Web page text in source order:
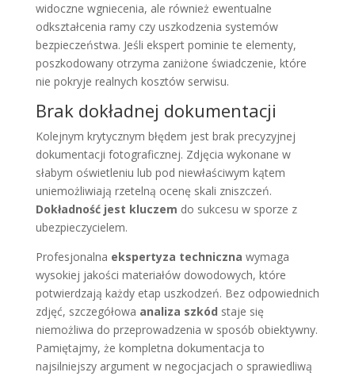
widoczne wgniecenia, ale również ewentualne
odkształcenia ramy czy uszkodzenia systemów
bezpieczeństwa. Jeśli ekspert pominie te elementy,
poszkodowany otrzyma zaniżone świadczenie, które
nie pokryje realnych kosztów serwisu.
Brak dokładnej dokumentacji
Kolejnym krytycznym błędem jest brak precyzyjnej
dokumentacji fotograficznej. Zdjęcia wykonane w
słabym oświetleniu lub pod niewłaściwym kątem
uniemożliwiają rzetelną ocenę skali zniszczeń.
Dokładność jest kluczem do sukcesu w sporze z
ubezpieczycielem.
Profesjonalna ekspertyza techniczna wymaga
wysokiej jakości materiałów dowodowych, które
potwierdzają każdy etap uszkodzeń. Bez odpowiednich
zdjęć, szczegółowa analiza szkód staje się
niemożliwa do przeprowadzenia w sposób obiektywny.
Pamiętajmy, że kompletna dokumentacja to
najsilniejszy argument w negocjacjach o sprawiedliwą